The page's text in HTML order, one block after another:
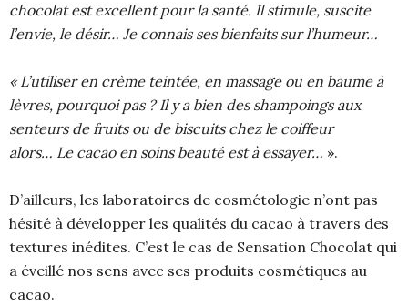
chocolat est excellent pour la santé. Il stimule, suscite
l’envie, le désir… Je connais ses bienfaits sur l’humeur…
« L’utiliser en crème teintée, en massage ou en baume à
lèvres, pourquoi pas ? Il y a bien des shampoings aux
senteurs de fruits ou de biscuits chez le coiffeur
alors… Le cacao en soins beauté est à essayer… ».
D’ailleurs, les laboratoires de cosmétologie n’ont pas
hésité à développer les qualités du cacao à travers des
textures inédites. C’est le cas de Sensation Chocolat qui
a éveillé nos sens avec ses produits cosmétiques au
cacao.